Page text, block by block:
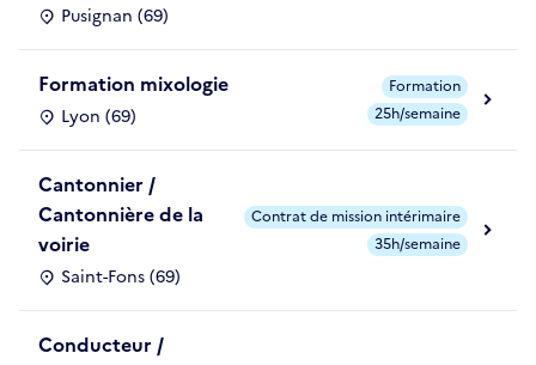
Pusignan (69)
Formation mixologie
Lyon (69)
Formation
25h/semaine
Cantonnier /
Cantonnière de la
voirie
Saint-Fons (69)
Contrat de mission intérimaire
35h/semaine
Conducteur /